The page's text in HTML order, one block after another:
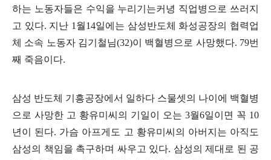
하는 노동자들은 수익을 누리기는커녕 직업병으로 쓰러지
고 있다. 지난 1 월14일에는 삼성반도체 화성공장의 협력업
체 소속 노동자 김기철님(32)이 백혈병으로 사망했다. 79번
째 죽음이다.
삼성 반도체 기흥공장에서 일하다 스물셋의 나이에 백혈병
으로 사망한 고 황유미씨의 기일이 오는 3월6일이면 꼭 10
년이 된다. 가슴 아프게도 고 황유미씨의 아버지는 아직도
삼성의 책임을 촉구하며 싸우고 있다. 삼성의 제대로 된 공